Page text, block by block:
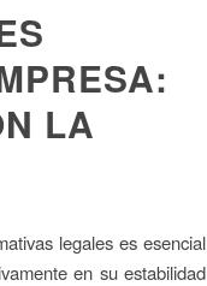
LA
legales es esencial
en su estabilidad